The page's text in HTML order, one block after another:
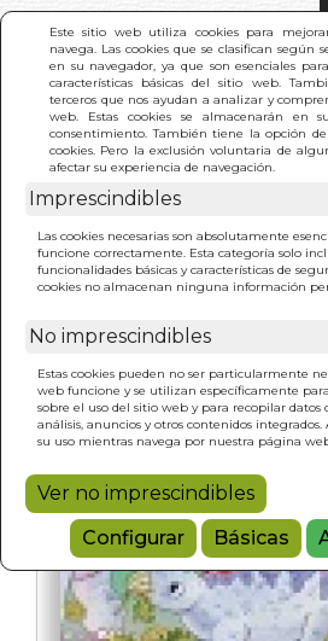
Este sitio web utiliza cookies para
navega. Las cookies que se clasifican según
en su navegador, ya que son esenciales
características básicas del sitio web.
terceros que nos ayudan a analizar y
web. Estas cookies se almacenarán en
consentimiento. También tiene la opción
cookies. Pero la exclusión voluntaria de
afectar su experiencia de navegación.
Imprescindibles
Las cookies necesarias son absolutamente
funcione correctamente. Esta categoría solo
funcionalidades básicas y características de
cookies no almacenan ninguna información
No imprescindibles
Estas cookies pueden no ser particularmente
web funcione y se utilizan específicamente
sobre el uso del sitio web y para recopilar datos
análisis, anuncios y otros contenidos
su uso mientras navega por nuestra página
Ver no imprescindibles
Configurar
Básicas
INICIO > ESTEGOSAURIO